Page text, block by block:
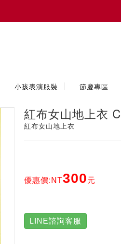
小孩表演服裝 節慶專區
紅布女山地上衣
紅布女山地上衣
優惠價:NT300元
LINE諮詢客服